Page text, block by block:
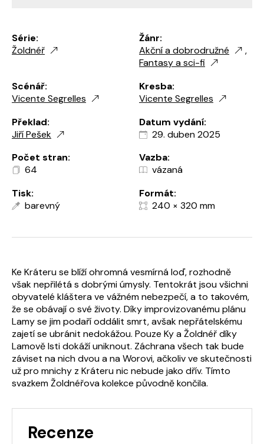
Série:
Žoldnéř
Žánr:
Akční a dobrodružné
,
Fantasy a sci-fi
Scénář:
Vicente Segrelles
Kresba:
Vicente Segrelles
Překlad:
Jiří Pešek
Datum vydání:
29. duben 2025
Počet stran:
64
Vazba:
vázaná
Tisk:
barevný
Formát:
240 × 320 mm
Ke Kráteru se blíží ohromná vesmírná loď, rozhodně
však nepřilétá s dobrými úmysly. Tentokrát jsou všichni
obyvatelé kláštera ve vážném nebezpečí, a to takovém,
že se obávají o své životy. Díky improvizovanému plánu
Lamy se jim podaří oddálit smrt, avšak nepřátelskému
zajetí se ubránit nedokážou. Pouze Ky a Žoldnéř díky
Lamově lsti dokáží uniknout. Záchrana všech tak bude
záviset na nich dvou a na Worovi, ačkoliv ve skutečnosti
už pro mnichy z Kráteru nic nebude jako dřív. Tímto
svazkem Žoldnéřova kolekce původně končila.
Recenze